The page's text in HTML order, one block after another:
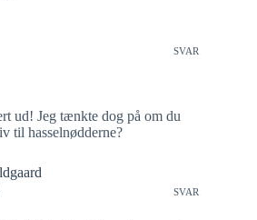
SVAR
ud! Jeg tænkte dog på om du
til hasselnødderne?
SVAR